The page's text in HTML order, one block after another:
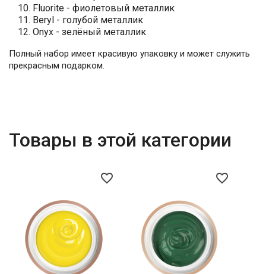
Fluorite - фиолетовый металлик
Beryl - голубой металлик
Onyx - зелёный металлик
Полный набор имеет красивую упаковку и может служить
прекрасным подарком.
Товары в этой категории
favorite_border favorite_border